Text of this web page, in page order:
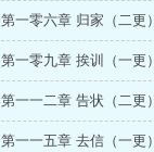
第一零六章 归家（二更）
第一零九章 挨训（一更）
第一一二章 告状（二更）
第一一五章 去信（一更）